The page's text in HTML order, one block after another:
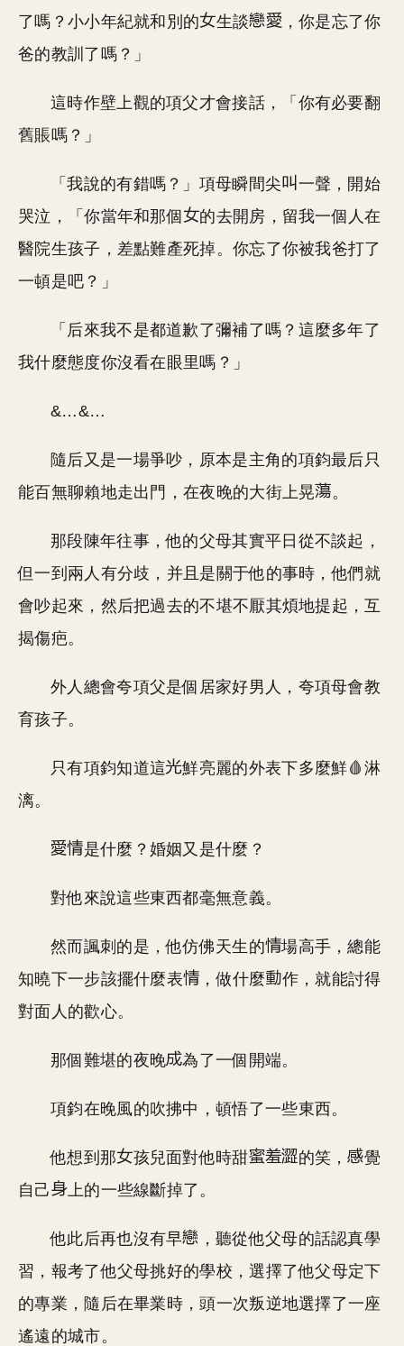
了嗎？小小年紀就和別的
生談
，你是忘了你
爸的教訓了嗎？」
這時作壁上觀的項父才會接話，「你有必要翻
舊賬嗎？」
「我說的有錯嗎？」項母瞬間尖
一聲，開始
哭泣，「你當年和那個
的去開房，留我一個人在
醫院生孩子，差點難產死掉。你忘了你被我爸打了
一頓是吧？」
「后來我不是都道歉了彌補了嗎？這麼多年了
我什麼態度你沒看在眼里嗎？」
&…&…
隨后又是一場爭吵，原本是主角的項鈞最后只
能百無聊賴地走出門，在夜晚的大街上晃
。
那段陳年往事，他的父母其實平日從不談起，
但一到兩人有分歧，并且是關于他的事時，他們就
會吵起來，然后把過去的不堪不厭其煩地提起，互
揭傷疤。
外人總會夸項父是個居家好男人，夸項母會教
育孩子。
只有項鈞知道這
鮮亮麗的外表下多麼鮮🩸淋
漓。
是什麼？婚姻又是什麼？
對他來說這些東西都毫無意義。
然而諷刺的是，他仿佛天生的
場高手，總能
知曉下一步該擺什麼表
，做什麼
作，就能討得
對面人的歡心。
那個難堪的夜晚 為了一個開端。
項鈞在晚風的吹拂中，頓悟了一些東西。
他想到那 孩兒面對他時甜 的笑，
覺
自己
上的一些線斷掉了。
他此后再也沒有早
，聽從他父母的話認真學
習，報考了他父母挑好的學校，選擇了他父母定下
的專業，隨后在畢業時，頭一次叛逆地選擇了一座
遙遠的城市。